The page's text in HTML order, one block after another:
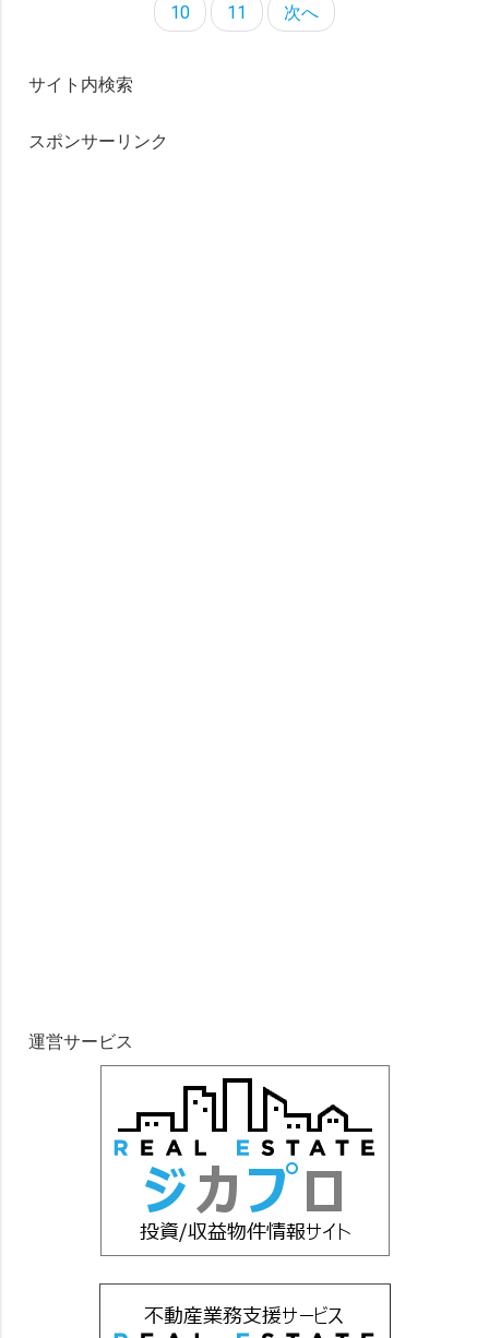
10
11 次へ
サイト内検索
スポンサーリンク
運営サービス